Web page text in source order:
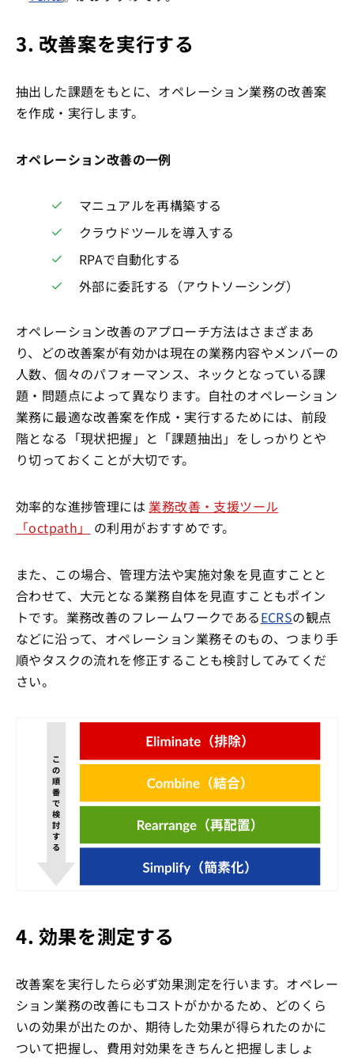
3. 改善案を実行する
抽出した課題をもとに、オペレーション業務の改善案
を作成・実行します。
オペレーション改善の一例
マニュアルを再構築する
クラウドツールを導入する
RPAで自動化する
外部に委託する（アウトソーシング）
オペレーション改善のアプローチ方法はさまざまあ
り、どの改善案が有効かは現在の業務内容やメンバーの
人数、個々のパフォーマンス、ネックとなっている課
題・問題点によって異なります。自社のオペレーション
業務に最適な改善案を作成・実行するためには、前段
階となる「現状把握」と「課題抽出」をしっかりとや
り切っておくことが大切です。
効率的な進捗管理には 業務改善・支援ツール
「octpath」
の利用がおすすめです。
また、この場合、管理方法や実施対象を見直すことと
合わせて、大元となる業務自体を見直すこともポイン
トです。業務改善のフレームワークであるECRSの観点
などに沿って、オペレーション業務そのもの、つまり手
順やタスクの流れを修正することも検討してみてくだ
さい。
4. 効果を測定する
改善案を実行したら必ず効果測定を行います。オペレー
ション業務の改善にもコストがかかるため、どのくら
いの効果が出たのか、期待した効果が得られたのかに
ついて把握し、費用対効果をきちんと把握しましょ